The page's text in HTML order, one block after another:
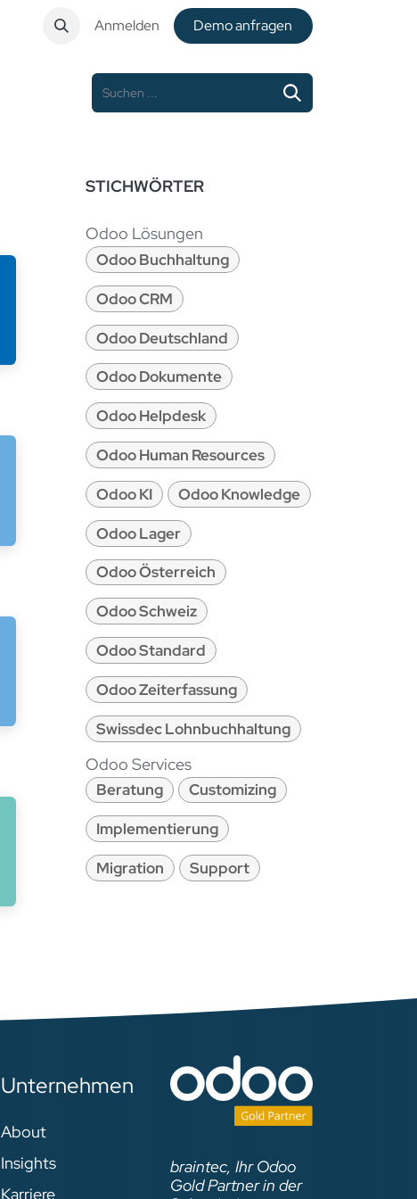
Anmelden De​​mo anfragen
STICHWÖRTER
Odoo Lösungen
Odoo Buchhaltung
Odoo CRM
Odoo Deutschland
Odoo Dokumente
Odoo Helpdesk
Odoo Human Resources
Odoo KI
Odoo Knowledge
Odoo Lager
Odoo Österreich
Odoo Schweiz
Odoo Standard
Odoo Zeiterfassung
Swissdec Lohnbuchhaltung
Odoo Services
Beratung
Customizing
Implementierung
Migration
Support
Unternehmen
About
Insights
Karriere
braintec, Ihr Odoo
Gold Partner in der